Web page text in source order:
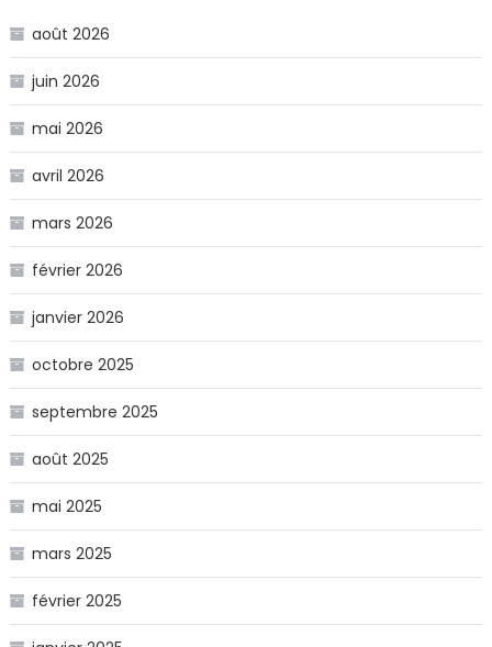
août 2026
juin 2026
mai 2026
avril 2026
mars 2026
février 2026
janvier 2026
octobre 2025
septembre 2025
août 2025
mai 2025
mars 2025
février 2025